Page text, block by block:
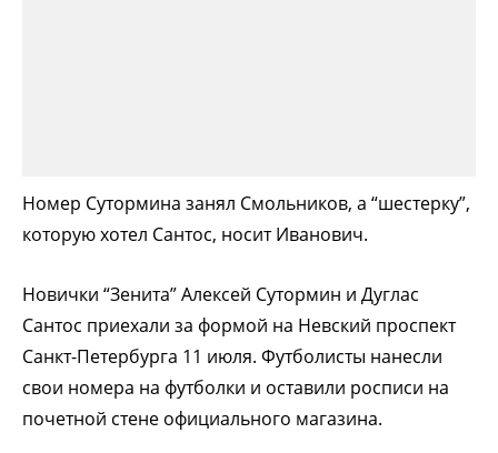
Номер Сутормина занял Смольников, а “шестерку”,
которую хотел Сантос, носит Иванович.
Новички “Зенита” Алексей Сутормин и Дуглас
Сантос приехали за формой на Невский проспект
Санкт-Петербурга 11 июля. Футболисты нанесли
свои номера на футболки и оставили росписи на
почетной стене официального магазина.